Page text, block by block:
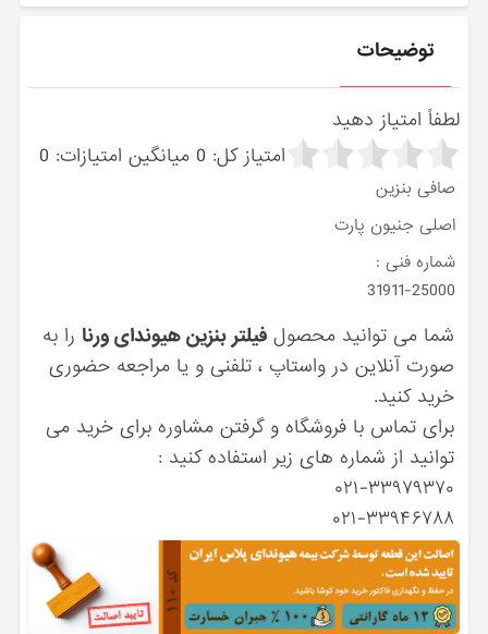
توضیحات
لطفاً امتیاز دهید
امتیاز کل: 0 میانگین امتیازات: 0
صافی بنزین
اصلی جنیون پارت
شماره فنی :
31911-25000
شما می توانید محصولفیلتر بنزین هیوندای ورنا را به
صورت آنلاین در واستاپ ، تلفنی و یا مراجعه حضوری
خرید کنید.
برای تماس با فروشگاه و گرفتن مشاوره برای خرید می
توانید از شماره های زیر استفاده کنید :
۰۲۱-۳۳۹۷۹۳۷۰
۰۲۱-۳۳۹۴۶۷۸۸